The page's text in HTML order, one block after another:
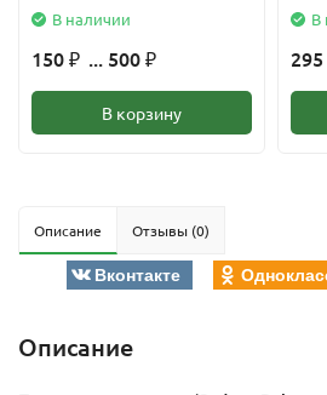
В наличии
150 ₽ ... 500 ₽
В корзину
В
295
Описание Отзывы (0)
Вконтакте
Описание